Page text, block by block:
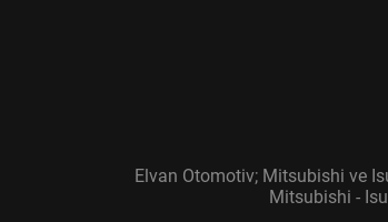
Elvan Otomotiv; Mitsubishi ve
Mitsubishi -